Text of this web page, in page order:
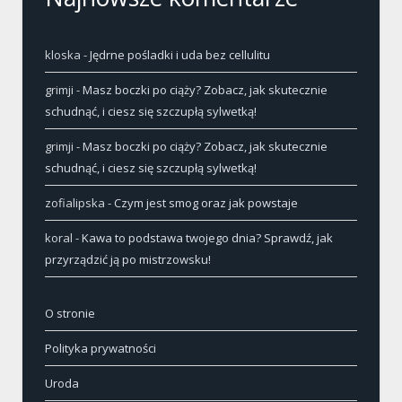
kloska -Jędrne pośladki i uda bez cellulitu
grimji -Masz boczki po ciąży? Zobacz, jak skutecznie
schudnąć, i ciesz się szczupłą sylwetką!
grimji -Masz boczki po ciąży? Zobacz, jak skutecznie
schudnąć, i ciesz się szczupłą sylwetką!
zofialipska -Czym jest smog oraz jak powstaje
koral -Kawa to podstawa twojego dnia? Sprawdź, jak
przyrządzić ją po mistrzowsku!
O stronie
Polityka prywatności
Uroda